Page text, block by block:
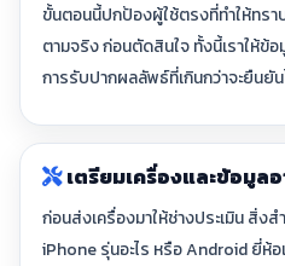
ขั้นตอนนี้ปกป้องผู้ใช้ตรงที่ทำให้ทรา
ตามจริง ก่อนตัดสินใจ ทั้งนี้เราให้ข้
การรับปากผลลัพธ์ที่เกินกว่าจะยืนยั
เตรียมเครื่องและข้อมูล
ก่อนส่งเครื่องมาให้ช่างประเมิน สิ่ง
iPhone รุ่นอะไร หรือ Android ยี่ห้อ